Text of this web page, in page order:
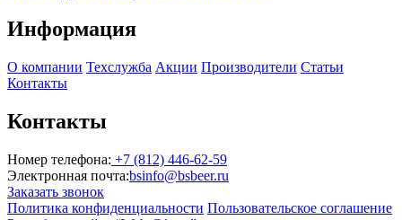
Информация
О компании Техслужба Акции Производители Статьи
Контакты
Контакты
Номер телефона: +7 (812) 446-62-59
Электронная почта:bsinfo@bsbeer.ru
Заказать звонок
Политика конфиденциальности Пользовательское соглашение